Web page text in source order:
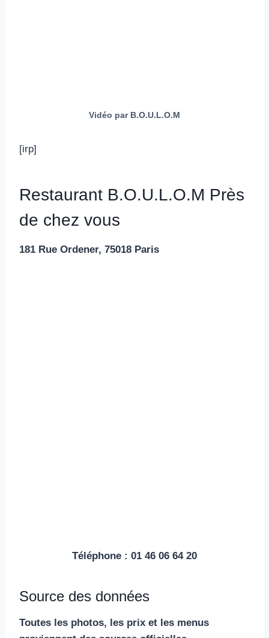
Vidéo par B.O.U.L.O.M
[irp]
Restaurant B.O.U.L.O.M Près
de chez vous
181 Rue Ordener, 75018 Paris
Téléphone : 01 46 06 64 20
Source des données
Toutes les photos, les prix et les menus